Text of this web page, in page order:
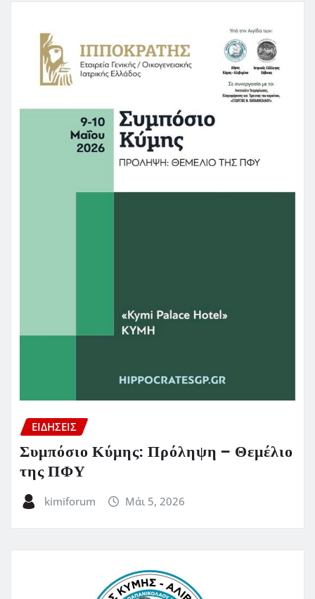
ΕΙΔΗΣΕΙΣ
Συμπόσιο Κύμης: Πρόληψη – Θεμέλιο
της ΠΦΥ
kimiforum Μάι 5, 2026